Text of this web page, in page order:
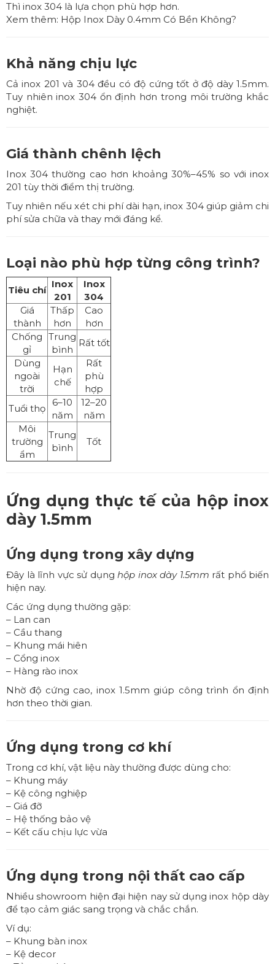
Thì inox 304 là lựa chọn phù hợp hơn.
Xem thêm: Hộp Inox Dày 0.4mm Có Bền Không?
Khả năng chịu lực
Cả inox 201 và 304 đều có độ cứng tốt ở độ dày 1.5mm.
Tuy nhiên inox 304 ổn định hơn trong môi trường khắc
nghiệt.
Giá thành chênh lệch
Inox 304 thường cao hơn khoảng 30%–45% so với inox
201 tùy thời điểm thị trường.
Tuy nhiên nếu xét chi phí dài hạn, inox 304 giúp giảm chi
phí sửa chữa và thay mới đáng kể.
Loại nào phù hợp từng công trình?
Tiêu chí
Inox
201
Inox
304
Giá
thành
Thấp
hơn
Cao
hơn
Chống
gỉ
Trung
bình
Rất tốt
Dùng
ngoài
trời
Hạn
chế
Rất
phù
hợp
Tuổi thọ
6–10
năm
12–20
năm
Môi
trường
ẩm
Trung
bình
Tốt
Ứng dụng thực tế của hộp inox
dày 1.5mm
Ứng dụng trong xây dựng
Đây là lĩnh vực sử dụng hộp inox dày 1.5mm rất phổ biến
hiện nay.
Các ứng dụng thường gặp:
– Lan can
– Cầu thang
– Khung mái hiên
– Cổng inox
– Hàng rào inox
Nhờ độ cứng cao, inox 1.5mm giúp công trình ổn định
hơn theo thời gian.
Ứng dụng trong cơ khí
Trong cơ khí, vật liệu này thường được dùng cho:
– Khung máy
– Kệ công nghiệp
– Giá đỡ
– Hệ thống bảo vệ
– Kết cấu chịu lực vừa
Ứng dụng trong nội thất cao cấp
Nhiều showroom hiện đại hiện nay sử dụng inox hộp dày
để tạo cảm giác sang trọng và chắc chắn.
Ví dụ:
– Khung bàn inox
– Kệ decor